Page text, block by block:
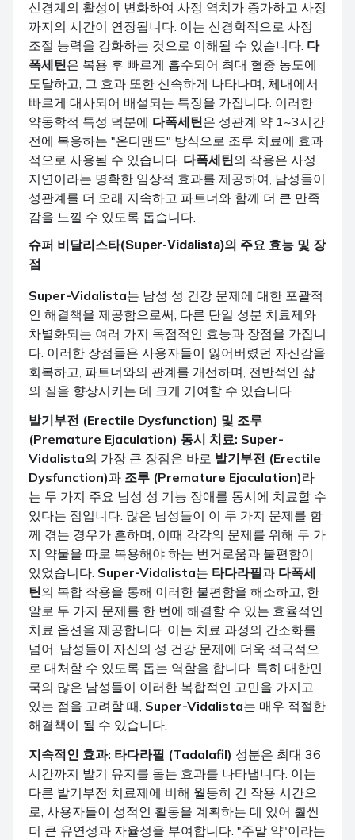
신경계의 활성이 변화하여 사정 역치가 증가하고 사정
까지의 시간이 연장됩니다. 이는 신경학적으로 사정
조절 능력을 강화하는 것으로 이해될 수 있습니다. 다
폭세틴은 복용 후 빠르게 흡수되어 최대 혈중 농도에
도달하고, 그 효과 또한 신속하게 나타나며, 체내에서
빠르게 대사되어 배설되는 특징을 가집니다. 이러한
약동학적 특성 덕분에 다폭세틴은 성관계 약 1~3시간
전에 복용하는 "온디맨드" 방식으로 조루 치료에 효과
적으로 사용될 수 있습니다. 다폭세틴의 작용은 사정
지연이라는 명확한 임상적 효과를 제공하여, 남성들이
성관계를 더 오래 지속하고 파트너와 함께 더 큰 만족
감을 느낄 수 있도록 돕습니다.
슈퍼 비달리스타(Super-Vidalista)의 주요 효능 및 장
점
Super-Vidalista는 남성 성 건강 문제에 대한 포괄적
인 해결책을 제공함으로써, 다른 단일 성분 치료제와
차별화되는 여러 가지 독점적인 효능과 장점을 가집니
다. 이러한 장점들은 사용자들이 잃어버렸던 자신감을
회복하고, 파트너와의 관계를 개선하며, 전반적인 삶
의 질을 향상시키는 데 크게 기여할 수 있습니다.
발기부전 (Erectile Dysfunction) 및 조루
(Premature Ejaculation) 동시 치료: Super-
Vidalista의 가장 큰 장점은 바로 발기부전 (Erectile
Dysfunction)과 조루 (Premature Ejaculation)라
는 두 가지 주요 남성 성 기능 장애를 동시에 치료할 수
있다는 점입니다. 많은 남성들이 이 두 가지 문제를 함
께 겪는 경우가 흔하며, 이때 각각의 문제를 위해 두 가
지 약물을 따로 복용해야 하는 번거로움과 불편함이
있었습니다. Super-Vidalista는 타다라필과 다폭세
틴의 복합 작용을 통해 이러한 불편함을 해소하고, 한
알로 두 가지 문제를 한 번에 해결할 수 있는 효율적인
치료 옵션을 제공합니다. 이는 치료 과정의 간소화를
넘어, 남성들이 자신의 성 건강 문제에 더욱 적극적으
로 대처할 수 있도록 돕는 역할을 합니다. 특히 대한민
국의 많은 남성들이 이러한 복합적인 고민을 가지고
있는 점을 고려할 때, Super-Vidalista는 매우 적절한
해결책이 될 수 있습니다.
지속적인 효과: 타다라필 (Tadalafil) 성분은 최대 36
시간까지 발기 유지를 돕는 효과를 나타냅니다. 이는
다른 발기부전 치료제에 비해 월등히 긴 작용 시간으
로, 사용자들이 성적인 활동을 계획하는 데 있어 훨씬
더 큰 유연성과 자율성을 부여합니다. "주말 약"이라는